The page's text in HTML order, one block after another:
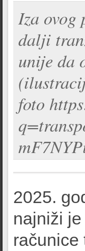
Iza ovog
dalji
unije da
foto
2025.
najniži